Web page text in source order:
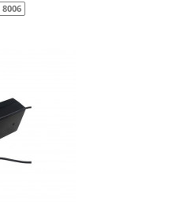
8006